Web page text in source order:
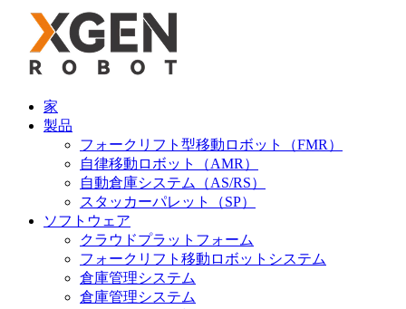
家
製品
フォークリフト型移動ロボット（FMR）
自律移動ロボット（AMR）
自動倉庫システム（AS/RS）
スタッカーパレット（SP）
ソフトウェア
クラウドプラットフォーム
フォークリフト移動ロボットシステム
倉庫管理システム
倉庫管理システム